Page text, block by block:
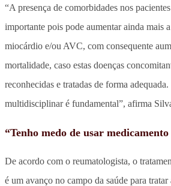
“A presença de comorbidades nos
importante pois pode aumentar ainda mais
miocárdio e/ou AVC, com consequente
mortalidade, caso estas doenças
reconhecidas e tratadas de forma
multidisciplinar é fundamental”, afirma
“Tenho medo de usar
De acordo com o reumatologista, o
é um avanço no campo da saúde para tratar